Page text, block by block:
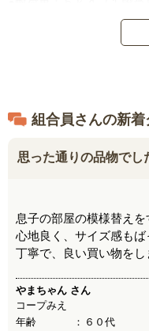
組合員さんの新着
思った通りの品物でし
息子の部屋の模様替え
心地良く、サイズ感も
丁寧で、良い買い物をし
やまちゃん さん
コープみえ
年齢
６０代